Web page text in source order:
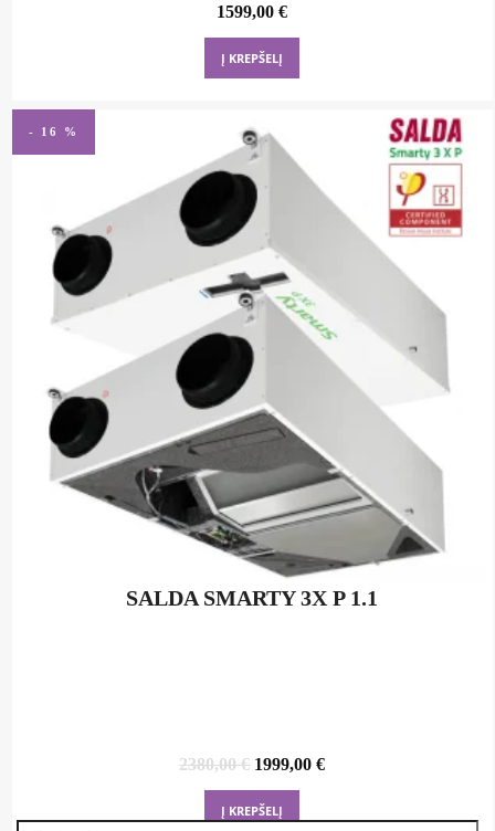
1599,00€
Į KREPŠELĮ
- 16 %
SALDA SMARTY 3X P 1.1
2380,00€ Original
2380,00 €.
1999,00€Current
1999,00 €.
Į KREPŠELĮ